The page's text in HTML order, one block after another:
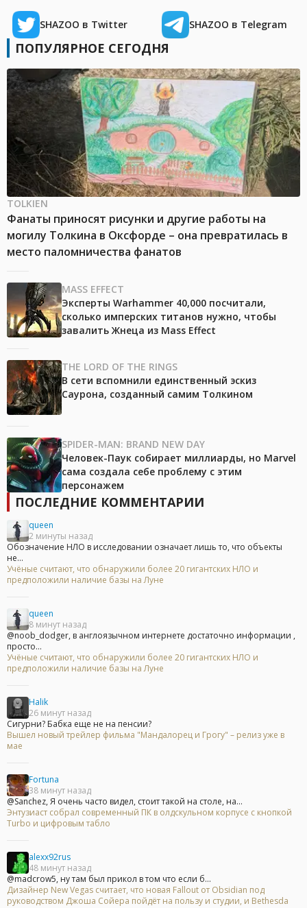
SHAZOO в Twitter SHAZOO в Telegram
ПОПУЛЯРНОЕ СЕГОДНЯ
TOLKIEN
Фанаты приносят рисунки и другие работы на
могилу Толкина в Оксфорде – она превратилась в
место паломничества фанатов
MASS EFFECT
Эксперты Warhammer 40,000 посчитали,
сколько имперских титанов нужно, чтобы
завалить Жнеца из Mass Effect
THE LORD OF THE RINGS
В сети вспомнили единственный эскиз
Саурона, созданный самим Толкином
SPIDER-MAN: BRAND NEW DAY
Человек-Паук собирает миллиарды, но Marvel
сама создала себе проблему с этим
персонажем
ПОСЛЕДНИЕ КОММЕНТАРИИ
queen
2 минуты назад
Обозначение НЛО в исследовании означает лишь то, что объекты
не...
Учёные считают, что обнаружили более 20 гигантских НЛО и
предположили наличие базы на Луне
queen
8 минут назад
@noob_dodger, в англоязычном интернете достаточно информации ,
просто...
Учёные считают, что обнаружили более 20 гигантских НЛО и
предположили наличие базы на Луне
Halik
26 минут назад
Сигурни? Бабка еще не на пенсии?
Вышел новый трейлер фильма "Мандалорец и Грогу" – релиз уже в
мае
Fortuna
38 минут назад
@Sanchez, Я очень часто видел, стоит такой на столе, на...
Энтузиаст собрал современный ПК в олдскульном корпусе с кнопкой
Turbo и цифровым табло
alexx92rus
48 минут назад
@madcrow5, ну там был прикол в том что если б...
Дизайнер New Vegas считает, что новая Fallout от Obsidian под
руководством Джоша Сойера пойдёт на пользу и студии, и Bethesda